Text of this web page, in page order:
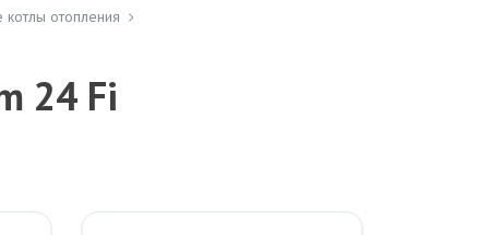
отопления
24 Fi